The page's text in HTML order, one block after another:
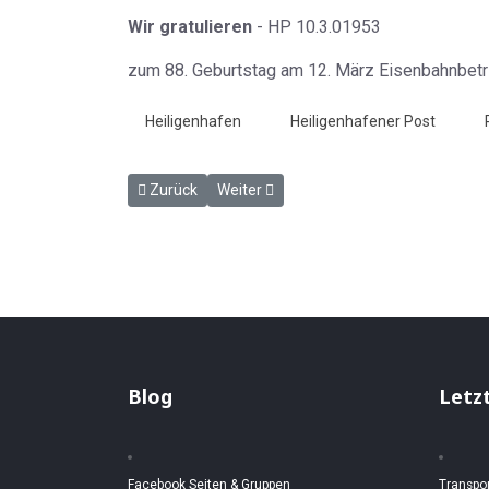
Wir gratulieren - HP 10.3.01953
zum 88. Geburtstag am 12. März
Heiligenhafen Heiligenhafener Post
Vorheriger Beitrag: Jetzt über Großenbrode - HP
Zurück Nächster Beitrag: Erstmalig in
Weiter
Blog
Facebook Seiten & Gruppen